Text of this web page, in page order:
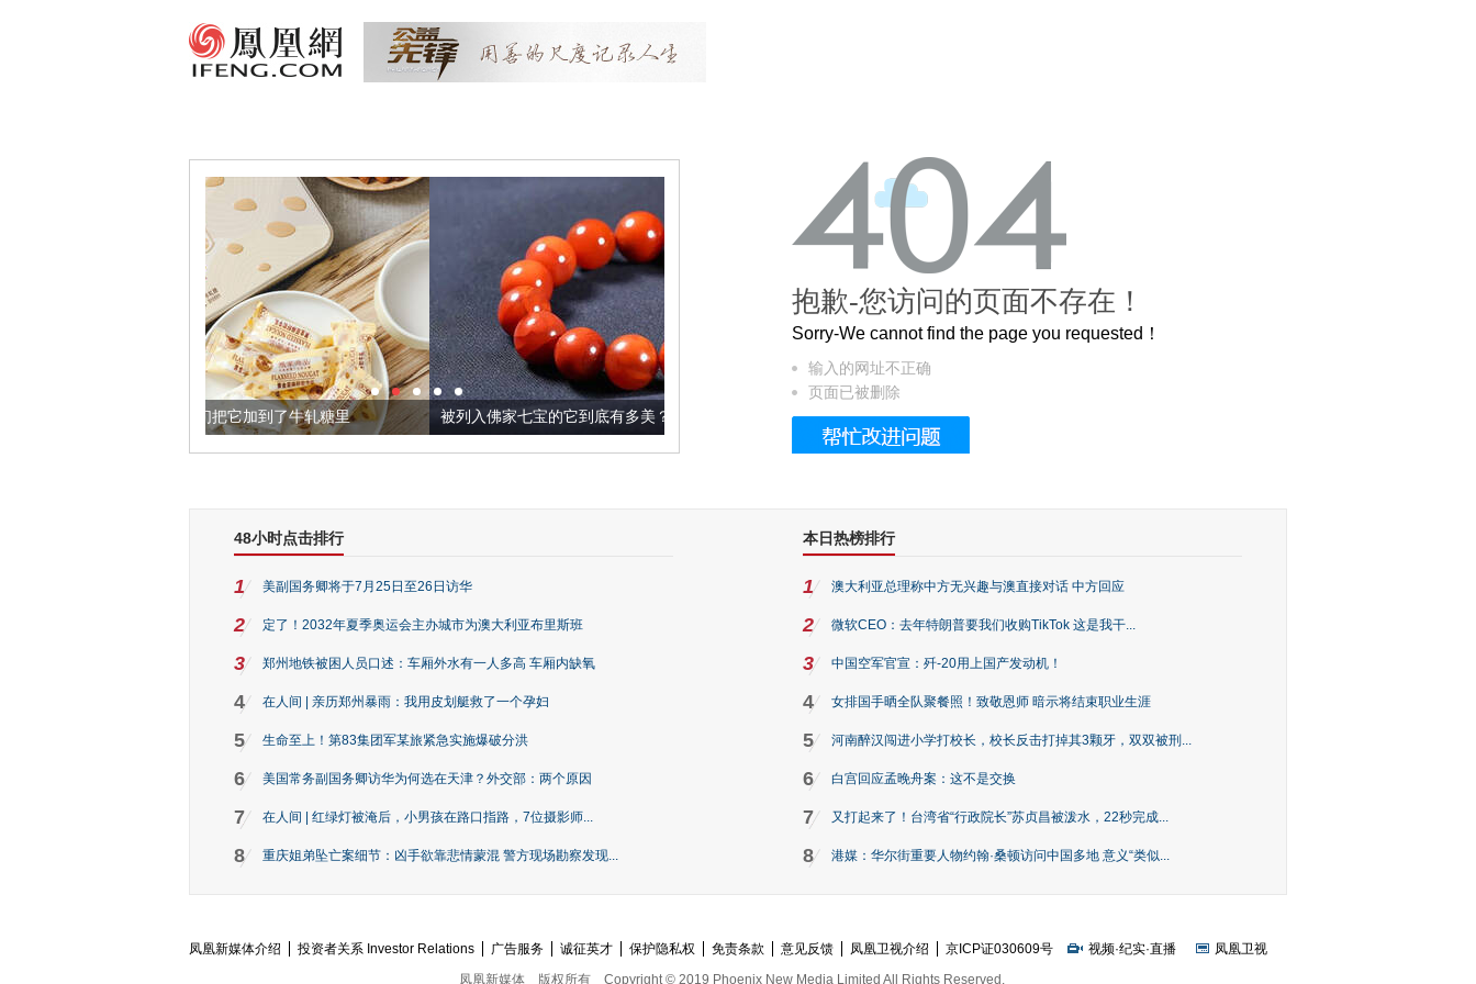
亚麻籽，我们把它加到了牛轧糖里 被列入佛家七宝的它到底有多美？ 这个3.2米的长卷，还原了600岁的紫禁城
抱歉-您访问的页面不存在！
Sorry-We cannot find the page you requested！
输入的网址不正确
页面已被删除
48小时点击排行
1 美副国务卿将于7月25日至26日访华
2 定了！2032年夏季奥运会主办城市为澳大利亚布里斯班
3 郑州地铁被困人员口述：车厢外水有一人多高 车厢内缺氧
4 在人间 | 亲历郑州暴雨：我用皮划艇救了一个孕妇
5 生命至上！第83集团军某旅紧急实施爆破分洪
6 美国常务副国务卿访华为何选在天津？外交部：两个原因
7 在人间 | 红绿灯被淹后，小男孩在路口指路，7位摄影师...
8 重庆姐弟坠亡案细节：凶手欲靠悲情蒙混 警方现场勘察发现...
本日热榜排行
1 澳大利亚总理称中方无兴趣与澳直接对话 中方回应
2 微软CEO：去年特朗普要我们收购TikTok 这是我干...
3 中国空军官宣：歼-20用上国产发动机！
4 女排国手晒全队聚餐照！致敬恩师 暗示将结束职业生涯
5 河南醉汉闯进小学打校长，校长反击打掉其3颗牙，双双被刑...
6 白宫回应孟晚舟案：这不是交换
7 又打起来了！台湾省“行政院长”苏贞昌被泼水，22秒完成...
8 港媒：华尔街重要人物约翰·桑顿访问中国多地 意义“类似...
凤凰新媒体介绍 投资者关系 Investor Relations 广告服务 诚征英才 保护隐私权 免责条款 意见反馈 凤凰卫视介绍 京ICP证030609号 视频·纪实·直播
凤凰卫视
凤凰新媒体
版权所有 Copyright © 2019 Phoenix New Media Limited All Rights Reserved.